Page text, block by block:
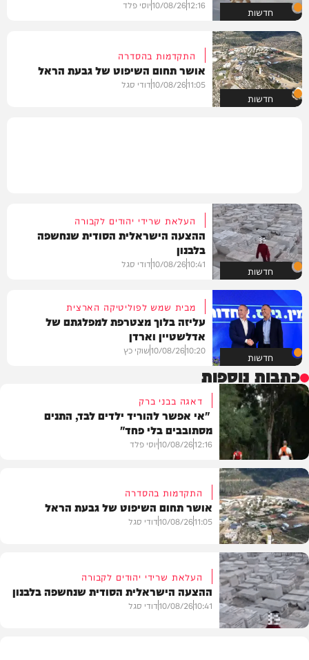
חדשות 12:16
10/08/26יוסי פלד
חדשות
התקדמות בהסדרה
אושר תחום השיפוט של גבעת הראל
11:05
10/08/26דודי סגל
חדשות
העלאת שרידי יהודים לקבורה
ההצעה הישראלית הסודית שנחשפה
בלבנון
10:41
10/08/26דודי סגל
חדשות
מבית שמש לפוליטיקה הארצית
עליזה בלוך מצטרפת למפלגתם של
אדלשטיין וארדן
10:20
10/08/26שוקי כץ
כתבות נוספות
חדשות
דאגה בבני ברק
"אי אפשר להוריד ילדים לבד, התנים
מסתובבים בלי פחד"
12:16
10/08/26יוסי פלד
חדשות
התקדמות בהסדרה
אושר תחום השיפוט של גבעת הראל
11:05
10/08/26דודי סגל
העלאת שרידי יהודים לקבורה
ההצעה הישראלית הסודית שנחשפה בלבנון
10:41
10/08/26דודי סגל